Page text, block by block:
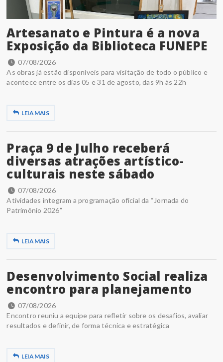
Artesanato e Pintura é a nova
Exposição da Biblioteca FUNEPE
07/08/2026
As obras já estão disponíveis para visitação de todo o público e
acontece entre os dias 05 e 31 de agosto, das 9h às 22h
LEIA MAIS
Praça 9 de Julho receberá
diversas atrações artístico-
culturais neste sábado
07/08/2026
Atividades integram a programação oficial da “Jornada do
Patrimônio 2026”
LEIA MAIS
Desenvolvimento Social realiza
encontro para planejamento
07/08/2026
Encontro reuniu a equipe para refletir sobre os desafios, avaliar
resultados e definir, de forma técnica e estratégica
LEIA MAIS